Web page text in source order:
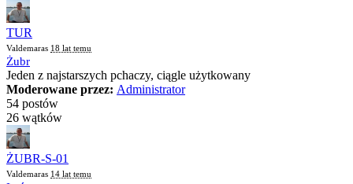
TUR
Valdemaras 18 lat temu
Żubr
Jeden z najstarszych pchaczy, ciągle użytkowany
Moderowane przez: Administrator
54 postów
26 wątków
ŻUBR-S-01
Valdemaras 14 lat temu